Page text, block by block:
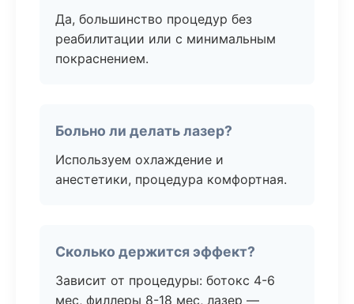
Да, большинство процедур без
реабилитации или с минимальным
покраснением.
Больно ли делать лазер?
Используем охлаждение и
анестетики, процедура комфортная.
Сколько держится эффект?
Зависит от процедуры: ботокс 4-6
мес, филлеры 8-18 мес, лазер —